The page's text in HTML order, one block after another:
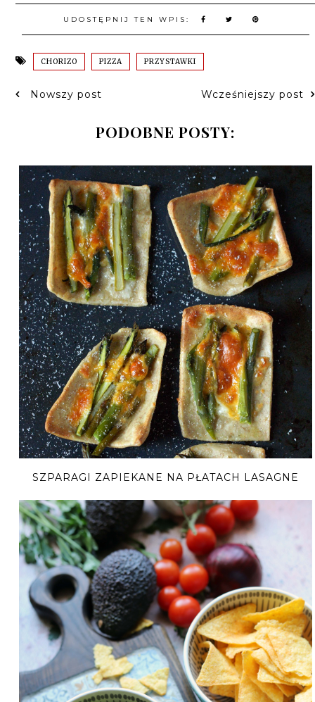
UDOSTĘPNIJ TEN WPIS:
CHORIZO PIZZA PRZYSTAWKI
Nowszy post Wcześniejszy post
PODOBNE POSTY:
SZPARAGI ZAPIEKANE NA PŁATACH LASAGNE